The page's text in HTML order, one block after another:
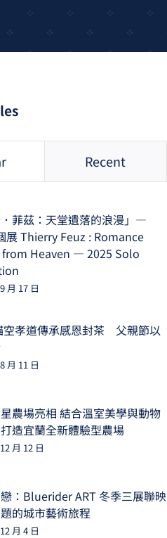
Recent
．菲茲：天堂遺落的浪漫」—
展 Thierry Feuz : Romance
Heaven — 2025 Solo
月 17 日
空孝道傳承感恩封茶 父親節以
月 11 日
農場亮相 結合溫室美學與動物
造宜蘭全新體驗型農場
月 12 日
：Bluerider ART 冬季三展聯映
的城市藝術旅程
月 4 日